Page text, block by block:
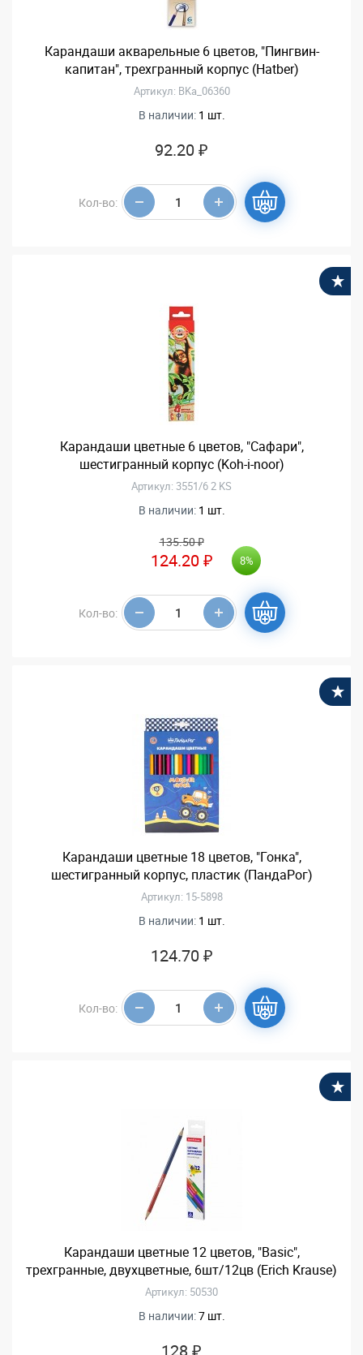
Карандаши акварельные 6 цветов, "Пингвин-
капитан", трехгранный корпус (Hatber)
Артикул: BKa_06360
В наличии: 1 шт.
92.20 ₽
Кол-во:
Карандаши цветные 6 цветов, "Сафари",
шестигранный корпус (Koh-i-noor)
Артикул: 3551/6 2 KS
В наличии: 1 шт.
135.50 ₽
124.20 ₽ 8%
Кол-во:
Карандаши цветные 18 цветов, "Гонка",
шестигранный корпус, пластик (ПандаРог)
Артикул: 15-5898
В наличии: 1 шт.
124.70 ₽
Кол-во:
Карандаши цветные 12 цветов, "Basic",
трехгранные, двухцветные, 6шт/12цв (Erich Krause)
Артикул: 50530
В наличии:7 шт.
128 ₽